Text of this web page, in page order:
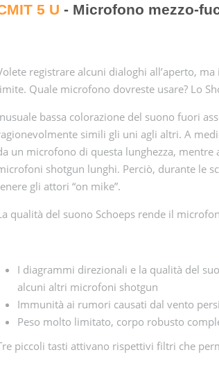
5 U - Microfono mezzo-
registrare alcuni dialoghi all’aperto,
Quale microfono dovreste usare? Lo
bassa colorazione del suono fuori
simili gli uni agli altri. A
un microfono di questa lunghezza,
shotgun lunghi. Perciò, durante le
gli attori “on mike”.
qualità del suono Schoeps rende il
I diagrammi direzionali e la qualità del
alcuni altri microfoni shotgun
Immunità ai rumori causati dal vento
Peso molto limitato, corpo robusto
piccoli tasti attivano rispettivi filtri che